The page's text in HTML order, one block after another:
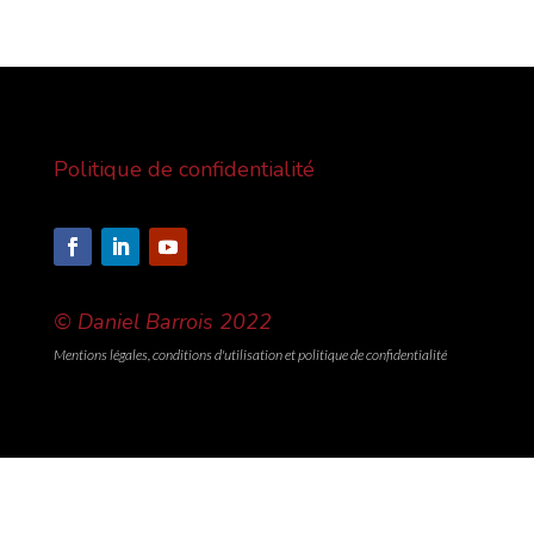
Politique de confidentialité
© Daniel Barrois 2022
Mentions légales, conditions d'utilisation et politique de confidentialité